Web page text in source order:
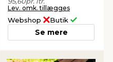
Lev. omk. tillægges
Webshop Butik
Se mere